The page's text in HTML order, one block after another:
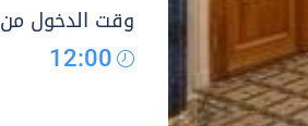
وقت الدخول من
12:00